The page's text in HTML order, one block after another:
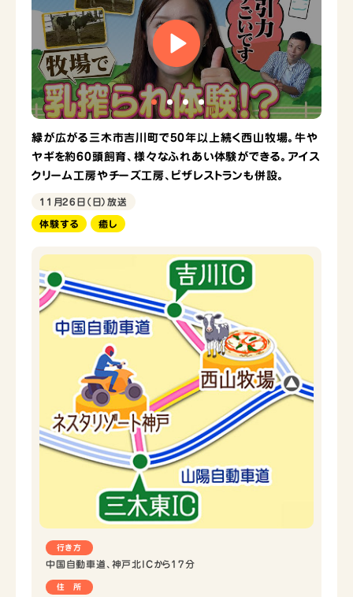
緑が広がる三木市吉川町で50年以上続く西山牧場。牛や
ヤギを約60頭飼育、様々なふれあい体験ができる。アイス
クリーム工房やチーズ工房、ピザレストランも併設。
11月26日（日）放送
体験する 癒し
行き方
中国自動車道、神戸北ICから17分
住 所